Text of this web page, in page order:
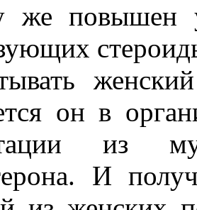
же повышен
он в
из
И